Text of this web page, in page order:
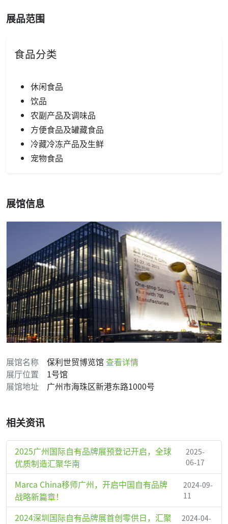
展品范围
食品分类
休闲食品
饮品
农副产品及调味品
方便食品及罐藏食品
冷藏冷冻产品及生鲜
宠物食品
展馆信息
展馆名称 保利世贸博览馆 查看详情
展厅位置
1号馆
展馆地址
广州市海珠区新港东路1000号
相关资讯
2025广州国际自有品牌展预登记开启，全球
优质制造汇聚华南
2025-
06-17
Marca China移师广州，开启中国自有品牌
战略新篇章！
2024-09-
11
2024深圳国际自有品牌展首创零供日，汇聚
2024-04-